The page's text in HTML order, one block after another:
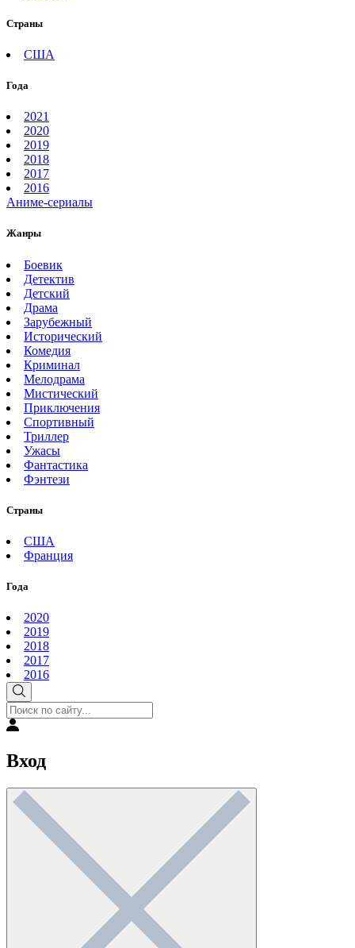
Страны
США
Года
2021
2020
2019
2018
2017
2016
Аниме-сериалы
Жанры
Боевик
Детектив
Детский
Драма
Зарубежный
Исторический
Комедия
Криминал
Мелодрама
Мистический
Приключения
Спортивный
Триллер
Ужасы
Фантастика
Фэнтези
Страны
США
Франция
Года
2020
2019
2018
2017
2016
Вход